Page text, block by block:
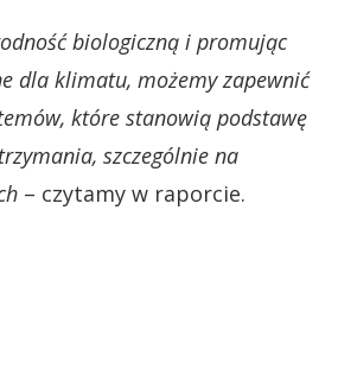
biologiczną i promując
dla klimatu, możemy zapewnić
które stanowią podstawę
szczególnie na
– czytamy w raporcie.